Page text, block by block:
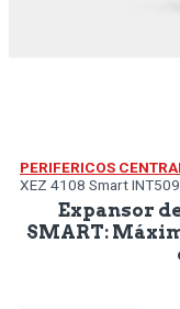
XEZ 4108 Smart
Expansor
SMART: